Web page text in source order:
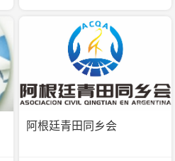
阿根廷青田同乡会